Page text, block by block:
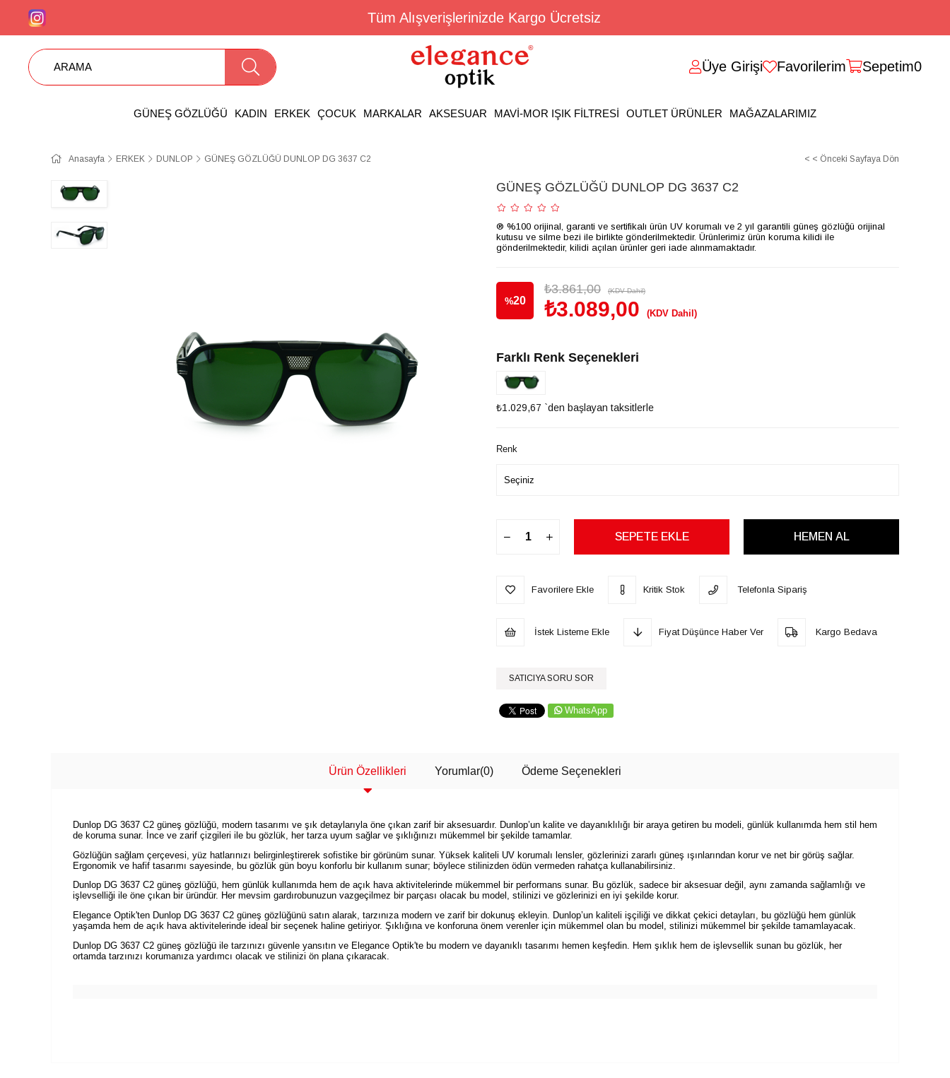
Tüm Alışverişlerinizde Kargo Ücretsiz
Üye Girişi Favorilerim Sepetim0
GÜNEŞ GÖZLÜĞÜ KADIN ERKEK ÇOCUK MARKALAR AKSESUAR MAVİ-MOR IŞIK FİLTRESİ OUTLET ÜRÜNLER MAĞAZALARIMIZ
Anasayfa ERKEK DUNLOP GÜNEŞ GÖZLÜĞÜ DUNLOP DG 3637 C2 < < Önceki Sayfaya Dön
GÜNEŞ GÖZLÜĞÜ DUNLOP DG 3637 C2
® %100 orijinal, garanti ve sertifikalı ürün UV korumalı ve 2 yıl garantili güneş gözlüğü orijinal
kutusu ve silme bezi ile birlikte gönderilmektedir. Ürünlerimiz ürün koruma kilidi ile
gönderilmektedir, kilidi açılan ürünler geri iade alınmamaktadır.
%20
₺3.861,00 (KDV Dahil)
₺3.089,00 (KDV Dahil)
Farklı Renk Seçenekleri
₺1.029,67 `den başlayan taksitlerle
Renk
Favorilere Ekle Kritik Stok Telefonla Sipariş
İstek Listeme Ekle Fiyat Düşünce Haber Ver Kargo Bedava
SATICIYA SORU SOR
WhatsApp
Ürün Özellikleri Yorumlar(0) Ödeme Seçenekleri
Dunlop DG 3637 C2 güneş gözlüğü, modern tasarımı ve şık detaylarıyla öne çıkan zarif bir aksesuardır. Dunlop’un kalite ve dayanıklılığı bir araya getiren bu modeli, günlük kullanımda hem stil hem
de koruma sunar. İnce ve zarif çizgileri ile bu gözlük, her tarza uyum sağlar ve şıklığınızı mükemmel bir şekilde tamamlar.
Gözlüğün sağlam çerçevesi, yüz hatlarınızı belirginleştirerek sofistike bir görünüm sunar. Yüksek kaliteli UV korumalı lensler, gözlerinizi zararlı güneş ışınlarından korur ve net bir görüş sağlar.
Ergonomik ve hafif tasarımı sayesinde, bu gözlük gün boyu konforlu bir kullanım sunar; böylece stilinizden ödün vermeden rahatça kullanabilirsiniz.
Dunlop DG 3637 C2 güneş gözlüğü, hem günlük kullanımda hem de açık hava aktivitelerinde mükemmel bir performans sunar. Bu gözlük, sadece bir aksesuar değil, aynı zamanda sağlamlığı ve
işlevselliği ile öne çıkan bir üründür. Her mevsim gardırobunuzun vazgeçilmez bir parçası olacak bu model, stilinizi ve gözlerinizi en iyi şekilde korur.
Elegance Optik'ten Dunlop DG 3637 C2 güneş gözlüğünü satın alarak, tarzınıza modern ve zarif bir dokunuş ekleyin. Dunlop’un kaliteli işçiliği ve dikkat çekici detayları, bu gözlüğü hem günlük
yaşamda hem de açık hava aktivitelerinde ideal bir seçenek haline getiriyor. Şıklığına ve konforuna önem verenler için mükemmel olan bu model, stilinizi mükemmel bir şekilde tamamlayacak.
Dunlop DG 3637 C2 güneş gözlüğü ile tarzınızı güvenle yansıtın ve Elegance Optik'te bu modern ve dayanıklı tasarımı hemen keşfedin. Hem şıklık hem de işlevsellik sunan bu gözlük, her
ortamda tarzınızı korumanıza yardımcı olacak ve stilinizi ön plana çıkaracak.